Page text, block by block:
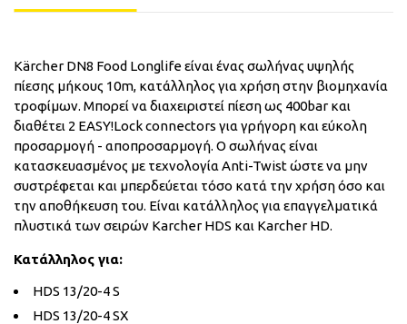
Kärcher DN8 Food Longlife είναι ένας σωλήνας υψηλής
πίεσης μήκους 10m, κατάλληλος για χρήση στην βιομηχανία
τροφίμων. Μπορεί να διαχειριστεί πίεση ως 400bar και
διαθέτει 2 EASY!Lock connectors για γρήγορη και εύκολη
προσαρμογή - αποπροσαρμογή. Ο σωλήνας είναι
κατασκευασμένος με τεχνολογία Anti-Twist ώστε να μην
συστρέφεται και μπερδεύεται τόσο κατά την χρήση όσο και
την αποθήκευση του. Είναι κατάλληλος για επαγγελματικά
πλυστικά των σειρών Karcher HDS και Karcher HD.
Κατάλληλος για:
HDS 13/20-4 S
HDS 13/20-4 SX